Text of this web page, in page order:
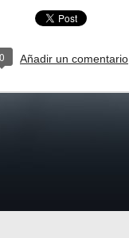
0 Añadir un comentario